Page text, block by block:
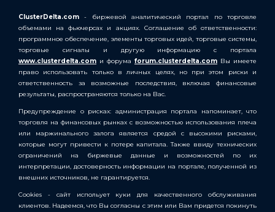
ClusterDelta.com - биржевой аналитический портал по торговле
объемами на фьючерсах и акциях. Соглашение об ответственности:
программное обеспечение, элементы торговых идей, торговые системы,
торговые сигналы и другую информацию с портала
www.clusterdelta.com и форума forum.clusterdelta.com Вы имеете
право использовать только в личных целях, но при этом риски и
ответственность за возможные последствия, включая финансовые
результаты, распространяются только на Вас.
Предупреждение о рисках: администрация портала напоминает, что
торговля на финансовых рынках с возможностью использования плеча
или маржинального залога является средой с высокими рисками,
которые могут привести к потере капитала. Также ввиду технических
ограничений на биржевые данные и возможностей по их
интерпретации, достоверность информации на портале, полученной из
внешних источников, не гарантируется.
Cookies - сайт испольует куки для качественного обслуживания
клиентов. Надеемся, что Вы согласны с этим или Вам придется покинуть